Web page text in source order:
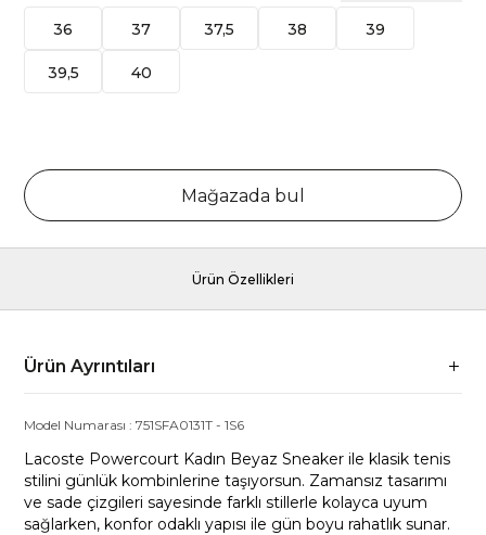
36 37 37,5 38 39
39,5 40
Mağazada bul
Ürün Özellikleri
Ürün Ayrıntıları
Model Numarası :751SFA0131T -1S6
Lacoste Powercourt Kadın Beyaz Sneaker ile klasik tenis
stilini günlük kombinlerine taşıyorsun. Zamansız tasarımı
ve sade çizgileri sayesinde farklı stillerle kolayca uyum
sağlarken, konfor odaklı yapısı ile gün boyu rahatlık sunar.